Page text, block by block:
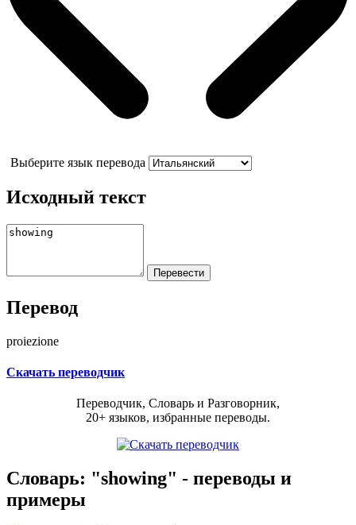
Выберите язык перевода
Исходный текст
Перевод
proiezione
Скачать переводчик
Переводчик, Словарь и Разговорник,
20+ языков, избранные переводы.
Словарь: "showing" - переводы и
примеры